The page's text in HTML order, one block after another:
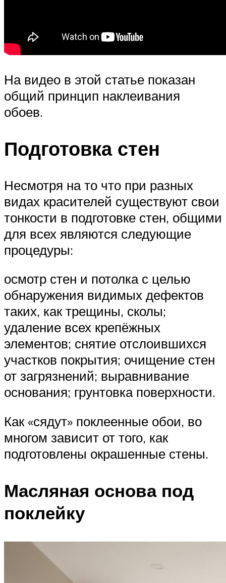
На видео в этой статье показан
общий принцип наклеивания
обоев.
Подготовка стен
Несмотря на то что при разных
видах красителей существуют свои
тонкости в подготовке стен, общими
для всех являются следующие
процедуры:
осмотр стен и потолка с целью
обнаружения видимых дефектов
таких, как трещины, сколы;
удаление всех крепёжных
элементов; снятие отслоившихся
участков покрытия; очищение стен
от загрязнений; выравнивание
основания; грунтовка поверхности.
Как «сядут» поклеенные обои, во
многом зависит от того, как
подготовлены окрашенные стены.
Масляная основа под
поклейку